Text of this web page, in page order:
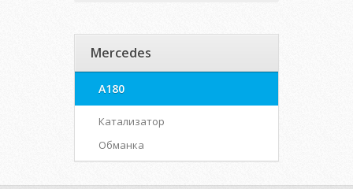
Mercedes
A180
Катализатор
Обманка